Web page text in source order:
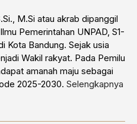
M.Si atau akrab dipanggil
Pemerintahan UNPAD, S1-
Kota Bandung. Sejak usia
Wakil rakyat. Pada Pemilu
amanah maju sebagai
2025-2030. Selengkapnya